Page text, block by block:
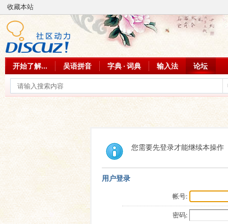
收藏本站
开始了解... 吴语拼音 字典 · 词典 输入法 论坛
您需要先登录才能继续本操作
用户登录
帐号:
密码: